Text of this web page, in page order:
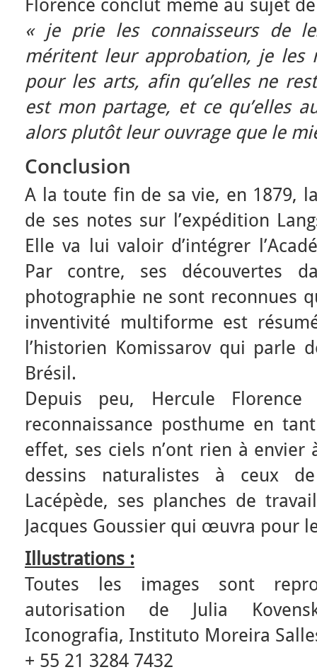
Florence conclut même au sujet
« je prie les connaisseurs de
méritent leur approbation, je les
pour les arts, afin qu’elles ne
est mon partage, et ce qu’elles
alors plutôt leur ouvrage que le
Conclusion
A la toute fin de sa vie, en 1879,
de ses notes sur l’expédition
Elle va lui valoir d’intégrer
Par contre, ses découvertes
photographie ne sont reconnues
inventivité multiforme est
l’historien Komissarov qui parle
Brésil.
Depuis peu, Hercule
reconnaissance posthume en
effet, ses ciels n’ont rien à envier
dessins naturalistes à ceux
Lacépède, ses planches de
Jacques Goussier qui œuvra pour
Illustrations :
Toutes les images sont
autorisation de Julia
Iconografia, Instituto Moreira
+ 55 21 3284 7432